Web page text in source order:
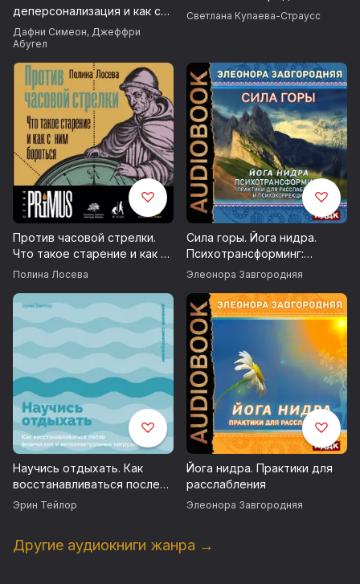
в поездке и транспорте;
в любом месте, где вы находитесь.
Попробуйте, восстановить свои силы в течение рабочего
дня
Если вы:
весь день на работе
фрилансер с дедлайнами
мама в декрете
прокачиваете себе мозги
на пути к своей цели
Для вас разработана Relax медитация «ПОЛЁТ НАД
ОБЛАКАМИ»
С любовью
© Надежда Смолина
TRE Trans Relax Energy
деперсонализация и как с
этим жить
Дафни Симеон, Джеффри
Абугел
Светлана Купаева-Страусс
Против часовой стрелки.
Что такое старение и как с
ним бороться
Полина Лосева
Сила горы. Йога нидра.
Психотрансформинг:
практики для расслабления
Элеонора Завгородняя
Научись отдыхать. Как
восстанавливаться после
физических и
Эрин Тейлор
Йога нидра. Практики для
расслабления
Элеонора Завгородняя
Другие аудиокниги жанра →